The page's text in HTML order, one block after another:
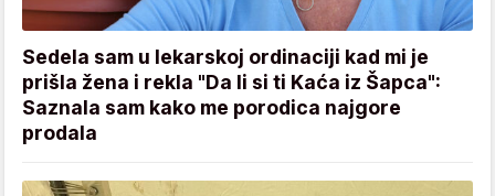
Sedela sam u lekarskoj ordinaciji kad mi je
prišla žena i rekla "Da li si ti Kaća iz Šapca":
Saznala sam kako me porodica najgore
prodala